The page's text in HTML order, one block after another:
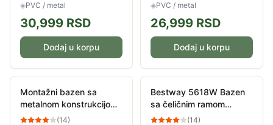
◈PVC / metal
30,999 RSD
Dodaj u korpu
◈PVC / metal
26,999 RSD
Dodaj u korpu
Montažni bazen sa
metalnom konstrukcijom i
pumpom 305x76cm
(14)
Bestway 5618W Bazen
sa čeličnim ramom
pumpom i merdevinama
(14)